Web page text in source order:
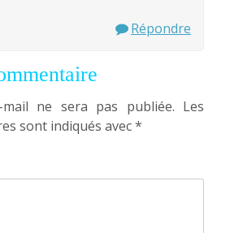
Répondre
ne sera pas publiée. Les
sont indiqués avec*